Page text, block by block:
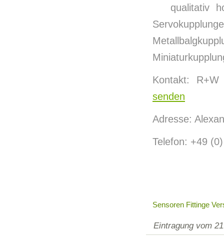
qualitativ
Kontakt:
senden
Adresse:
Telefon: +49
Sensoren Fittinge
Eintragung vom